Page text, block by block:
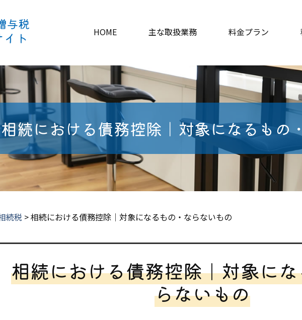
HOME 主な取扱業務 料金プラン
相続における債務控除｜対象になるもの
続税 >相続における債務控除｜対象になるもの・ならないもの
相続における債務控除｜対象に
らないもの